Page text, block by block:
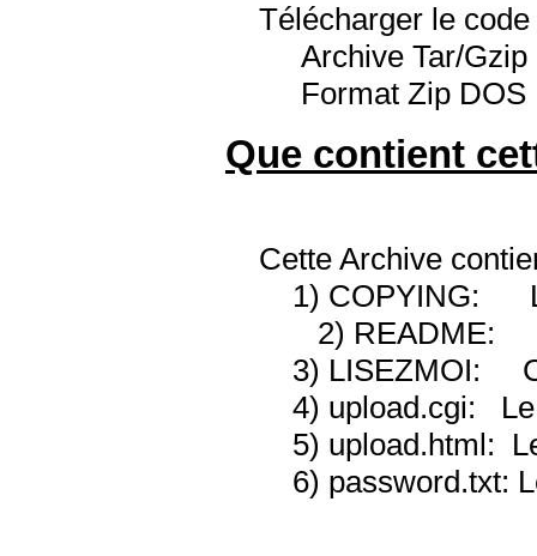
Télécharger le code
Archive Tar/
Format Zip
Que contient
Cette Archive
1) COPYING: La
2) README: La
3) LISEZMOI:
4) upload.cgi: Le
5) upload.html: Le
6) password.txt: Le